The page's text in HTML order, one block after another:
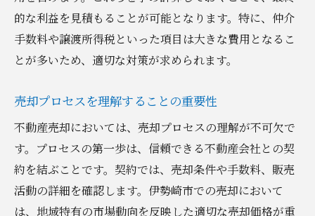
的な利益を見積もることが可能となります。特に、仲介
手数料や譲渡所得税といった項目は大きな費用となるこ
とが多いため、適切な対策が求められます。
売却プロセスを理解することの重要性
不動産売却においては、売却プロセスの理解が不可欠で
す。プロセスの第一歩は、信頼できる不動産会社との契
約を結ぶことです。契約では、売却条件や手数料、販売
活動の詳細を確認します。伊勢崎市での売却において
は、地域特有の市場動向を反映した適切な売却価格が重